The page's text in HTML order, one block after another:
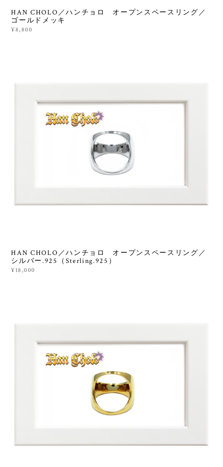
HAN CHOLO／ハンチョロ オープンスペースリング／
ゴールドメッキ
¥8,800
HAN CHOLO／ハンチョロ オープンスペースリング／
シルバー.925（Sterling.925）
¥18,000